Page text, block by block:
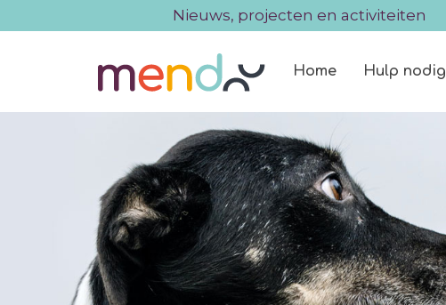
Nieuws, projecten en activiteiten
Home Hulp nodig